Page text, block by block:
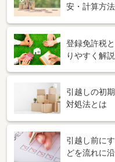
安・計算方
登録免許税
りやすく解説
引越しの初
対処法とは
引越し前に
どを流れに